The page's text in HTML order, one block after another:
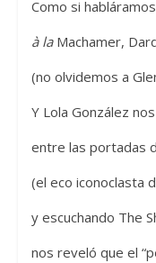
Como si
à laMachamer,
(no olvidemos a
Y Lola González
entre las portadas
(el eco iconoclasta
y escuchando The
nos reveló que el